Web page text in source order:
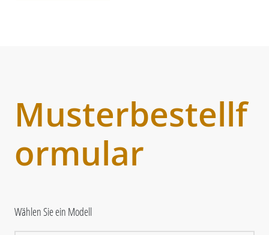
Musterbestellf
ormular
Wählen Sie ein Modell